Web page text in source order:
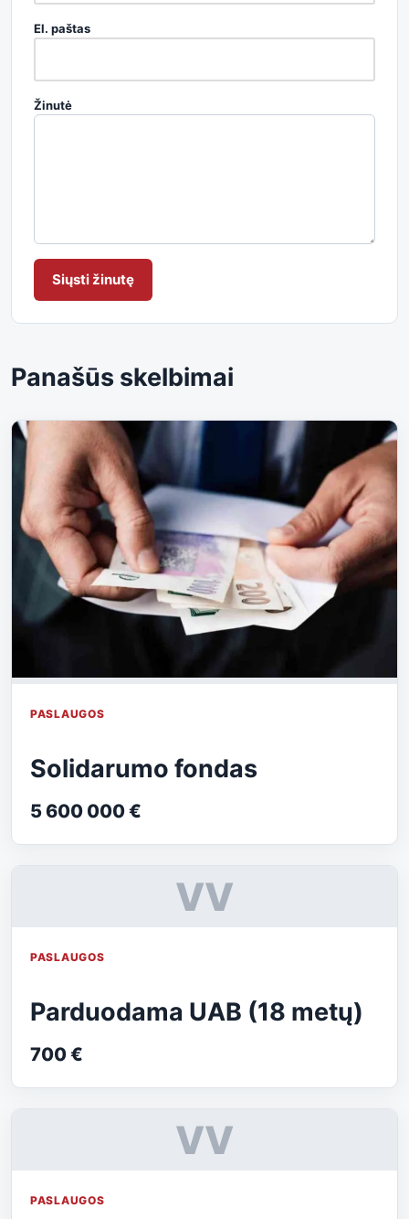
El. paštas
Žinutė
Siųsti žinutę
Panašūs skelbimai
PASLAUGOS
Solidarumo fondas
5 600 000 €
VV
PASLAUGOS
Parduodama UAB (18 metų)
700 €
VV
PASLAUGOS